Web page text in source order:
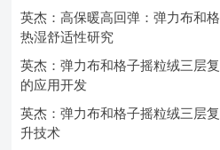
英杰：高保暖高回弹：弹力布和
热湿舒适性研究
英杰：弹力布和格子摇粒绒三层
的应用开发
英杰：弹力布和格子摇粒绒三层
升技术